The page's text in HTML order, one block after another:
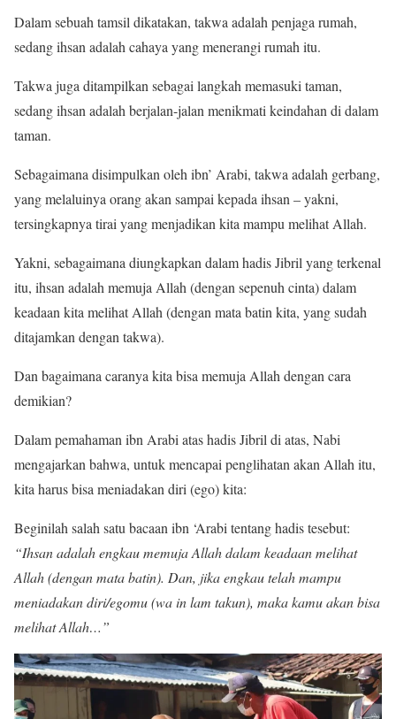
Dalam sebuah tamsil dikatakan, takwa adalah penjaga rumah,
sedang ihsan adalah cahaya yang menerangi rumah itu.
Takwa juga ditampilkan sebagai langkah memasuki taman,
sedang ihsan adalah berjalan-jalan menikmati keindahan di dalam
taman.
Sebagaimana disimpulkan oleh ibn’ Arabi, takwa adalah gerbang,
yang melaluinya orang akan sampai kepada ihsan – yakni,
tersingkapnya tirai yang menjadikan kita mampu melihat Allah.
Yakni, sebagaimana diungkapkan dalam hadis Jibril yang terkenal
itu, ihsan adalah memuja Allah (dengan sepenuh cinta) dalam
keadaan kita melihat Allah (dengan mata batin kita, yang sudah
ditajamkan dengan takwa).
Dan bagaimana caranya kita bisa memuja Allah dengan cara
demikian?
Dalam pemahaman ibn Arabi atas hadis Jibril di atas, Nabi
mengajarkan bahwa, untuk mencapai penglihatan akan Allah itu,
kita harus bisa meniadakan diri (ego) kita:
Beginilah salah satu bacaan ibn ‘Arabi tentang hadis tesebut:
“Ihsan adalah engkau memuja Allah dalam keadaan melihat
Allah (dengan mata batin). Dan, jika engkau telah mampu
meniadakan diri/egomu (wa in lam takun), maka kamu akan bisa
melihat Allah…”